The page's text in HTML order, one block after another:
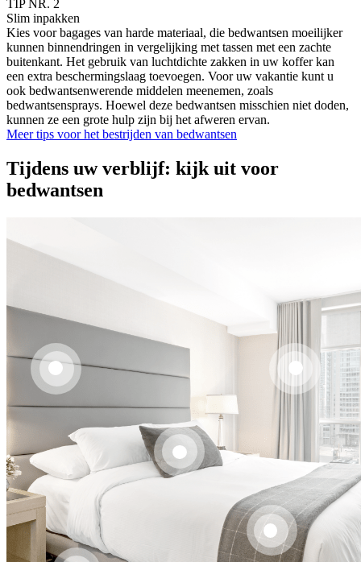
TIP NR. 2
Slim inpakken
Kies voor bagages van harde materiaal, die bedwantsen moeilijker
kunnen binnendringen in vergelijking met tassen met een zachte
buitenkant. Het gebruik van luchtdichte zakken in uw koffer kan
een extra beschermingslaag toevoegen. Voor uw vakantie kunt u
ook bedwantsenwerende middelen meenemen, zoals
bedwantsensprays. Hoewel deze bedwantsen misschien niet doden,
kunnen ze een grote hulp zijn bij het afweren ervan.
Meer tips voor het bestrijden van bedwantsen
Tijdens uw verblijf: kijk uit voor
bedwantsen